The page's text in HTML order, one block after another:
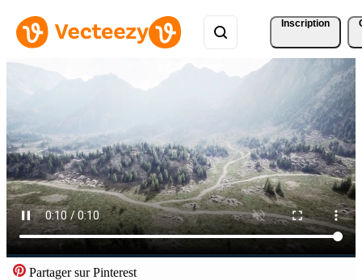
Inscription
Partager sur Pinterest